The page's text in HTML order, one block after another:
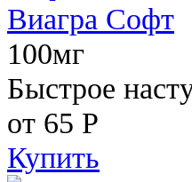
Виагра Софт
100мг
Быстрое
от 65 Р
Купить